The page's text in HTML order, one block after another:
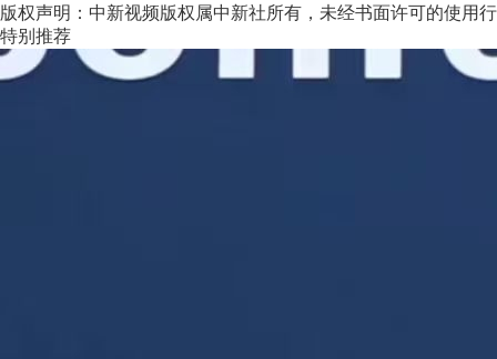
版权声明：中新视频版权属中新社所有，未经书面许可的使用
特别推荐